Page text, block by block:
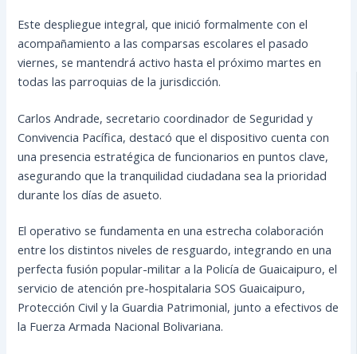
Este despliegue integral, que inició formalmente con el
acompañamiento a las comparsas escolares el pasado
viernes, se mantendrá activo hasta el próximo martes en
todas las parroquias de la jurisdicción.
Carlos Andrade, secretario coordinador de Seguridad y
Convivencia Pacífica, destacó que el dispositivo cuenta con
una presencia estratégica de funcionarios en puntos clave,
asegurando que la tranquilidad ciudadana sea la prioridad
durante los días de asueto.
El operativo se fundamenta en una estrecha colaboración
entre los distintos niveles de resguardo, integrando en una
perfecta fusión popular-militar a la Policía de Guaicaipuro, el
servicio de atención pre-hospitalaria SOS Guaicaipuro,
Protección Civil y la Guardia Patrimonial, junto a efectivos de
la Fuerza Armada Nacional Bolivariana.